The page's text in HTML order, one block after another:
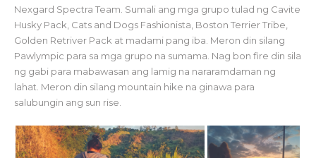
Nexgard Spectra Team. Sumali ang mga grupo tulad ng Cavite
Husky Pack, Cats and Dogs Fashionista, Boston Terrier Tribe,
Golden Retriver Pack at madami pang iba. Meron din silang
Pawlympic para sa mga grupo na sumama. Nag bon fire din sila
ng gabi para mabawasan ang lamig na nararamdaman ng
lahat. Meron din silang mountain hike na ginawa para
salubungin ang sun rise.